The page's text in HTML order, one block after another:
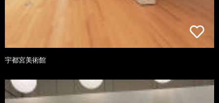
宇都宮美術館